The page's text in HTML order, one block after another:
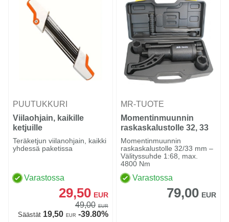
PUUTUKKURI
Viilaohjain, kaikille
ketjuille
Teräketjun viilanohjain, kaikki
yhdessä paketissa
Varastossa
29,50 EUR
49,00 EUR
Säästät19,50 EUR -39.80%
MR-TUOTE
Momentinmuunnin
raskaskalustolle 32, 33
mm
Momentinmuunnin
raskaskalustolle 32/33 mm –
Välityssuhde 1:68, max.
4800 Nm
Varastossa
79,00 EUR